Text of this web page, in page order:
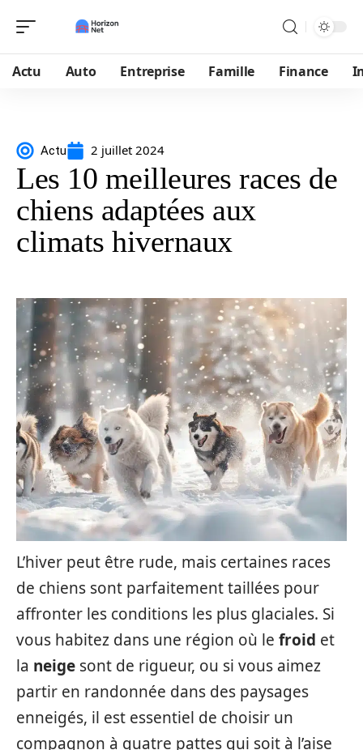
Actu Auto Entreprise Famille Finance
Actu 2 juillet 2024
Les 10 meilleures races de
chiens adaptées aux
climats hivernaux
L’hiver peut être rude, mais certaines races
de chiens sont parfaitement taillées pour
affronter les conditions les plus glaciales. Si
vous habitez dans une région où le froid et
la neige sont de rigueur, ou si vous aimez
partir en randonnée dans des paysages
enneigés, il est essentiel de choisir un
compagnon à quatre pattes qui soit à l’aise